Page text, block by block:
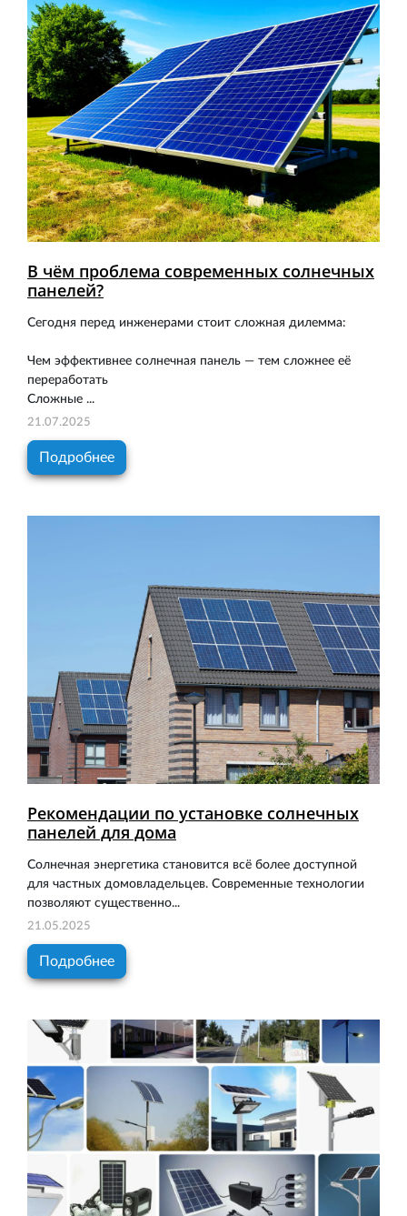
В чём проблема современных солнечных
панелей?
Сегодня перед инженерами стоит сложная дилемма:
Чем эффективнее солнечная панель — тем сложнее её
переработать
Сложные ...
21.07.2025
Подробнее
Рекомендации по установке солнечных
панелей для дома
Солнечная энергетика становится всё более доступной
для частных домовладельцев. Современные технологии
позволяют существенно...
21.05.2025
Подробнее